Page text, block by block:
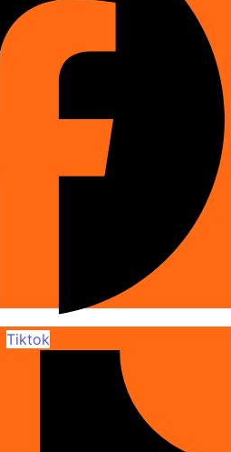
Tiktok